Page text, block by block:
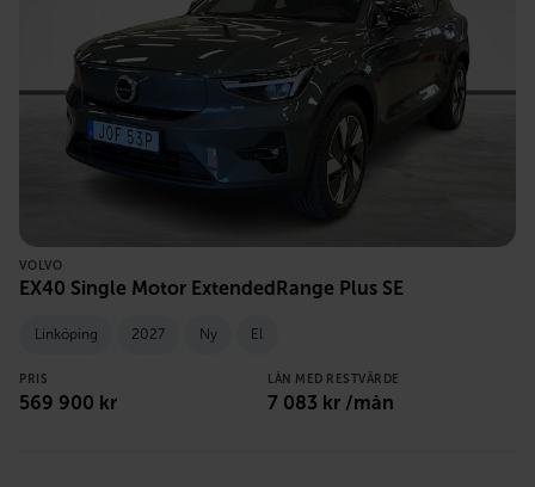
VOLVO
EX40 Single Motor ExtendedRange Plus SE
Linköping 2027 Ny El
PRIS
569 900 kr
LÅN MED RESTVÄRDE
7 083 kr /mån